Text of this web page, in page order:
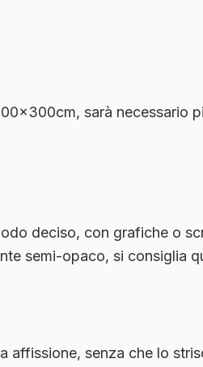
sarà necessario
deciso, con grafiche o
semi-opaco, si consiglia
affissione, senza che lo